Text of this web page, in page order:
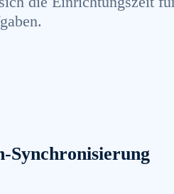
Synchronisierung